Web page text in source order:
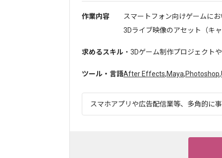
作業内容
スマートフォン向けゲームにお
3Dライブ映像のアセット（キ
求めるスキル ・3Dゲーム制作プロジェクト
ツール・言語After Effects,Maya,Photoshop,
スマホアプリや広告配信業等、多角的に